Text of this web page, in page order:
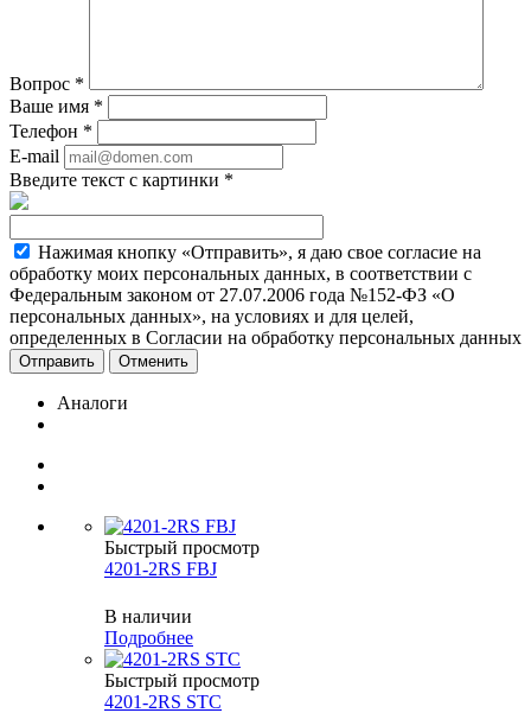
Вопрос *
Ваше имя *
Телефон *
E-mail
Введите текст с картинки *
Нажимая кнопку «Отправить», я даю свое согласие на
обработку моих персональных данных, в соответствии с
Федеральным законом от 27.07.2006 года №152-ФЗ «О
персональных данных», на условиях и для целей,
определенных в Согласии на обработку персональных данных
Отменить
Аналоги
Быстрый просмотр
4201-2RS FBJ
В наличии
Подробнее
Быстрый просмотр
4201-2RS STC